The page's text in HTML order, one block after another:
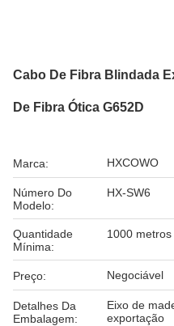
Cabo De Fibra Blindada
De Fibra Ótica G652D
Marca: HXCOWO
Número Do
Modelo:
HX-SW6
Quantidade
Mínima:
1000 metros
Preço: Negociável
Detalhes Da
Embalagem:
Eixo de
exportação